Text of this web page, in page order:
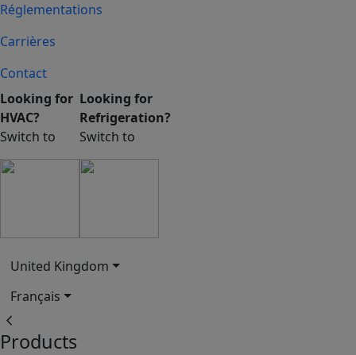
Réglementations
Carrières
Contact
Looking for
HVAC?
Switch to
Looking for
Refrigeration?
Switch to
United Kingdom
Français
chevron_left
Products